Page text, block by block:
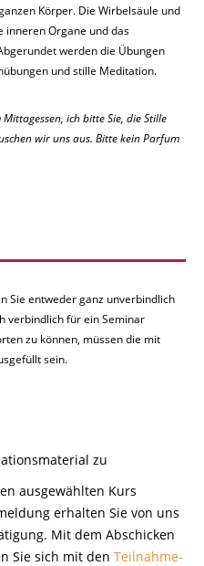
Körper. Die Wirbelsäule und
inneren Organe und das
werden die Übungen
und stille Meditation.
ich bitte Sie, die Stille
wir uns aus. Bitte kein Parfum
Sie entweder ganz unverbindlich
verbindlich für ein Seminar
zu können, müssen die mit
sein.
zu
erhalten Sie von uns
Mit dem Abschicken
Sie sich mit den Teilnahme-